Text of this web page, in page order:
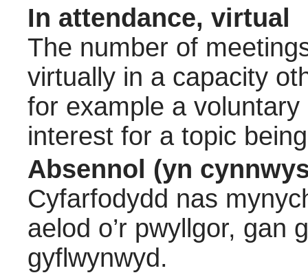
In attendance, virtual
The number of
virtually in a capacity
for example a
interest for a topic
Absennol (yn
Cyfarfodydd nas
aelod o’r pwyllgor, gan
gyflwynwyd.